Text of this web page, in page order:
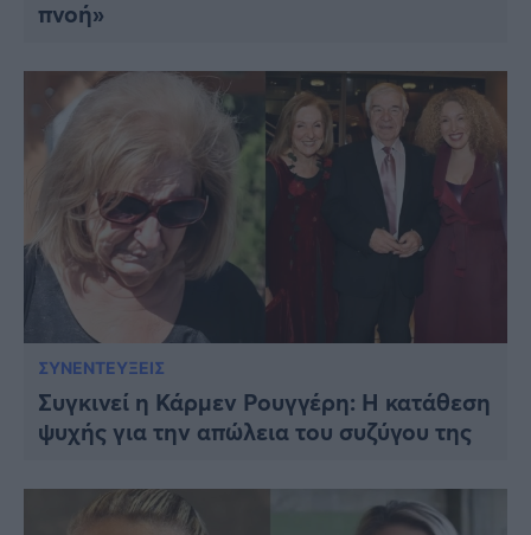
πνοή»
ΣΥΝΕΝΤΕΥΞΕΙΣ
Συγκινεί η Κάρμεν Ρουγγέρη: Η κατάθεση
ψυχής για την απώλεια του συζύγου της